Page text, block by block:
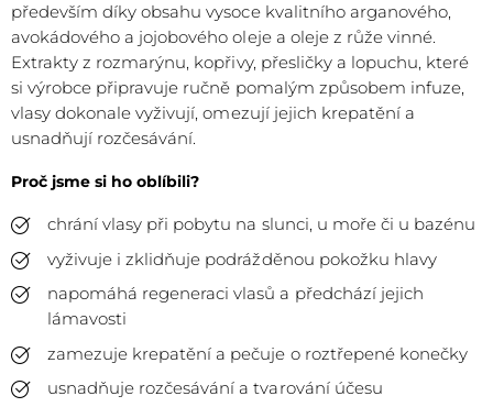
především díky obsahu vysoce kvalitního arganového,
avokádového a jojobového oleje a oleje z růže vinné.
Extrakty z rozmarýnu, kopřivy, přesličky a lopuchu, které
si výrobce připravuje ručně pomalým způsobem infuze,
vlasy dokonale vyživují, omezují jejich krepatění a
usnadňují rozčesávání.
Proč jsme si ho oblíbili?
chrání vlasy při pobytu na slunci, u moře či u bazénu
vyživuje i zklidňuje podrážděnou pokožku hlavy
napomáhá regeneraci vlasů a předchází jejich
lámavosti
zamezuje krepatění a pečuje o roztřepené konečky
usnadňuje rozčesávání a tvarování účesu